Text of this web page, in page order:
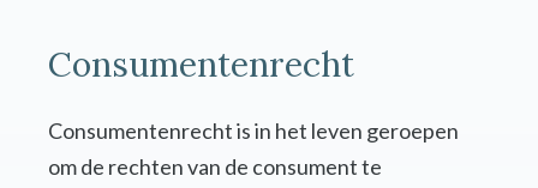
Consumentenrecht
Consumentenrecht is in het leven geroepen
om de rechten van de consument te